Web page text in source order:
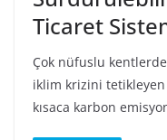
Ticaret
Çok nüfuslu
iklim krizini tetikleyen
kısaca karbon